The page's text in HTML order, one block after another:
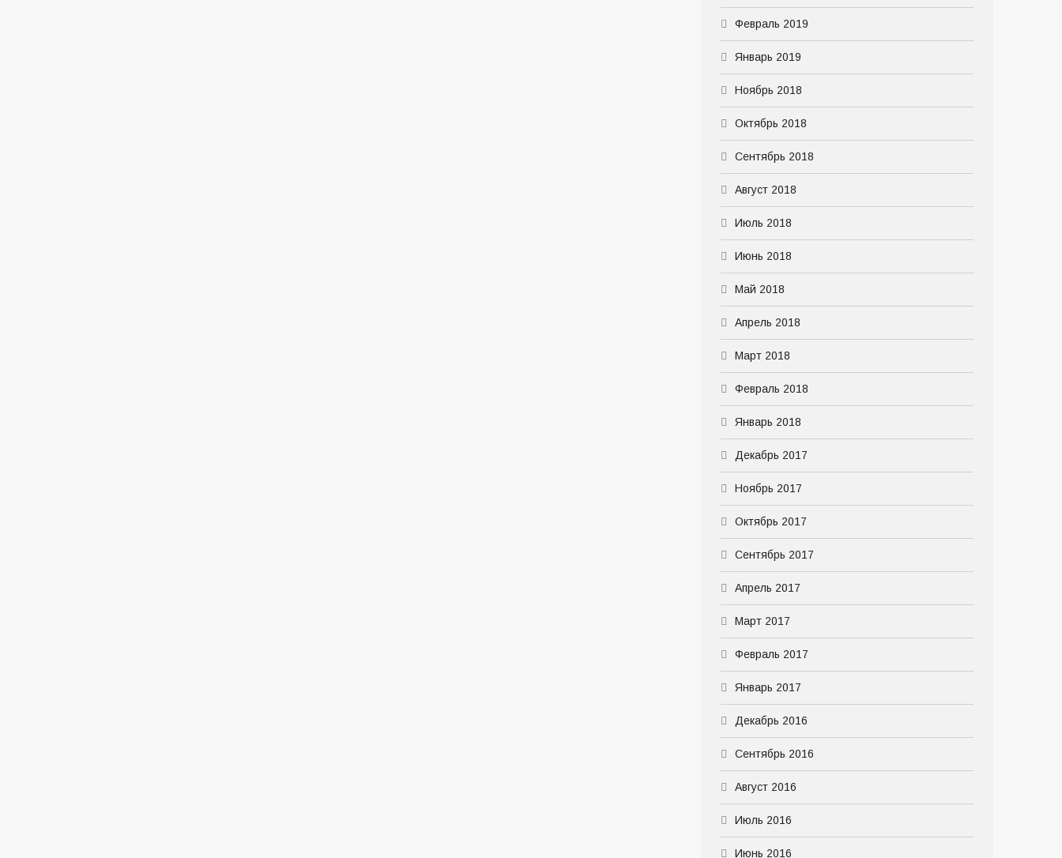
Февраль 2019
Январь 2019
Ноябрь 2018
Октябрь 2018
Сентябрь 2018
Август 2018
Июль 2018
Июнь 2018
Май 2018
Апрель 2018
Март 2018
Февраль 2018
Январь 2018
Декабрь 2017
Ноябрь 2017
Октябрь 2017
Сентябрь 2017
Апрель 2017
Март 2017
Февраль 2017
Январь 2017
Декабрь 2016
Сентябрь 2016
Август 2016
Июль 2016
Июнь 2016